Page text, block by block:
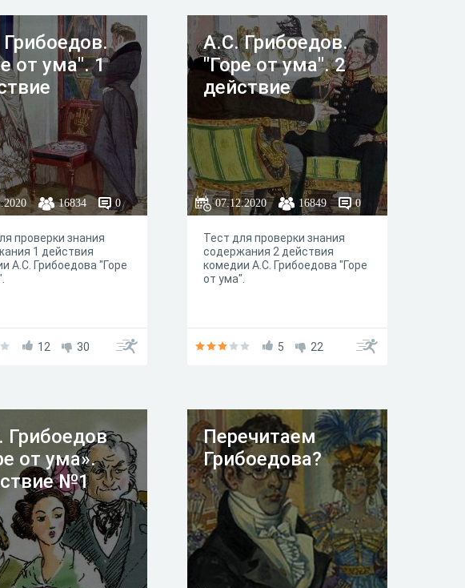
от ума". 1
16834 0
проверки знания
1 действия
А.С. Грибоедова "Горе
12 30
А.С. Грибоедов.
"Горе от ума". 2
действие
07.12.2020 16849 0
Тест для проверки знания
содержания 2 действия
комедии А.С. Грибоедова "Горе
от ума".
5 22
Грибоедов
от ума».
№1
Перечитаем
Грибоедова?